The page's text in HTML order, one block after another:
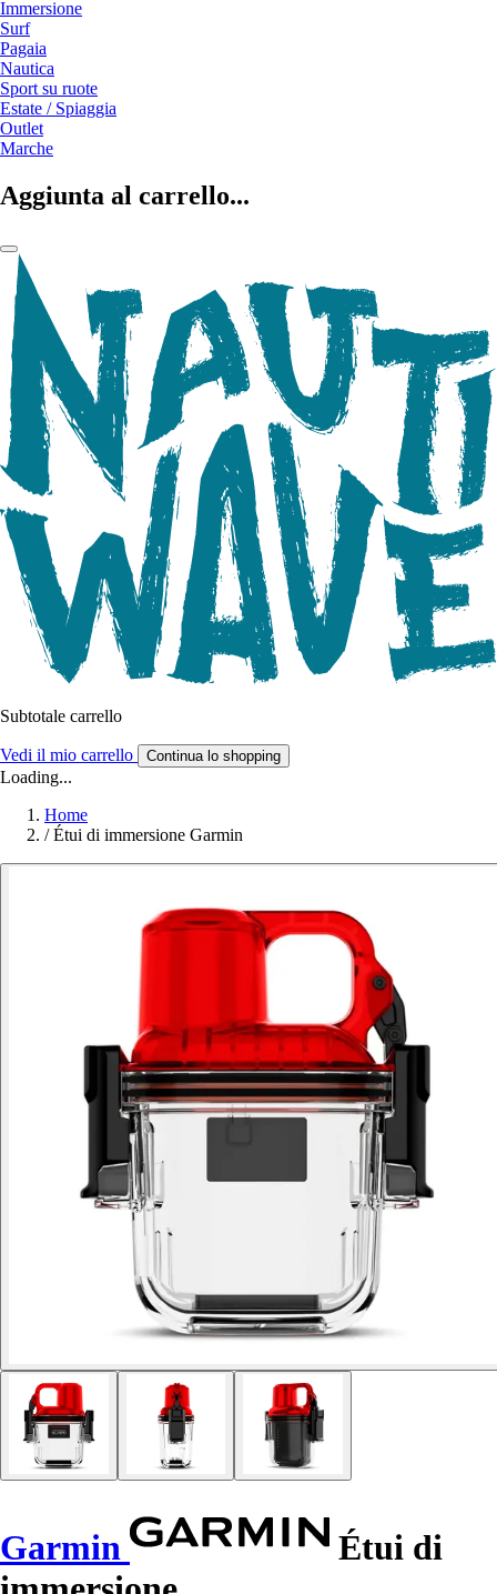
Immersione
Surf
Pagaia
Nautica
Sport su ruote
Estate / Spiaggia
Outlet
Marche
Aggiunta al carrello...
Subtotale carrello
Vedi il mio carrello Continua lo shopping
Loading...
Home
/ Étui di immersione Garmin
Garmin
Étui di